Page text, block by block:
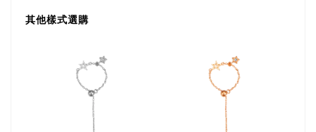
其他樣式選購